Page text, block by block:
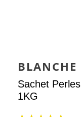
Sachet
1KG